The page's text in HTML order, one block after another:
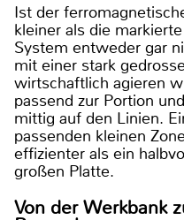
Ist der
kleiner als die
System entweder gar
mit einer stark
wirtschaftlich agieren
passend zur Portion
mittig auf den Linien.
passenden kleinen
effizienter als ein
großen Platte.
Von der Werkbank